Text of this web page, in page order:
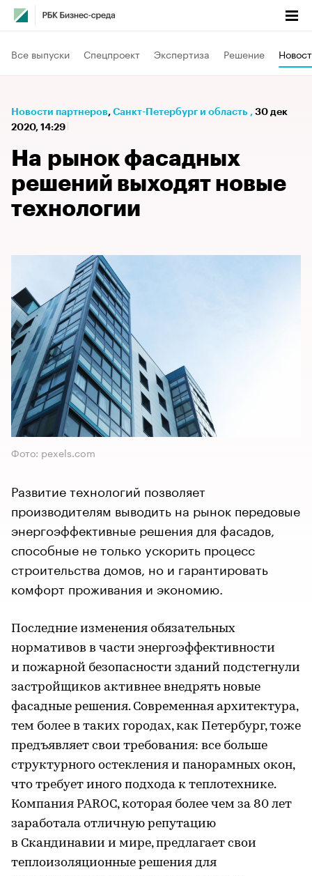
Все выпуски Спецпроект Экспертиза Решение
Новости партнеров⁠, Санкт-Петербург и область , 30 дек
2020, 14:29
На рынок фасадных
решений выходят новые
технологии
Фото: pexels.com
Развитие технологий позволяет
производителям выводить на рынок передовые
энергоэффективные решения для фасадов,
способные не только ускорить процесс
строительства домов, но и гарантировать
комфорт проживания и экономию.
Последние изменения обязательных
нормативов в части энергоэффективности
и пожарной безопасности зданий подстегнули
застройщиков активнее внедрять новые
фасадные решения. Современная архитектура,
тем более в таких городах, как Петербург, тоже
предъявляет свои требования: все больше
структурного остекления и панорамных окон,
что требует иного подхода к теплотехнике.
Компания PAROC, которая более чем за 80 лет
заработала отличную репутацию
в Скандинавии и мире, предлагает свои
теплоизоляционные решения для